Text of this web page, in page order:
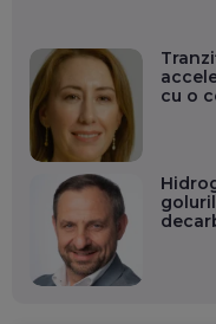
cu o